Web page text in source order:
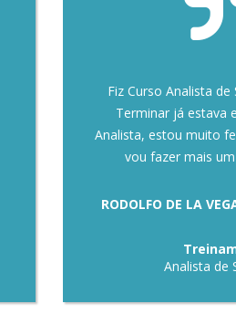
Fiz Curso Analista
Terminar já estava
Analista, estou muito
vou fazer mais
RODOLFO DE LA
Analista de